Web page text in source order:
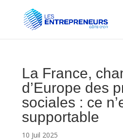
La France,
d’Europe des
sociales : ce
supportable
10 Juil 2025